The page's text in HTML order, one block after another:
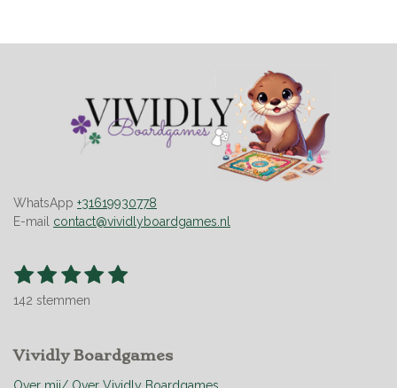
WhatsApp +31619930778
E-mail contact@vividlyboardgames.nl
R
n
g
:
1
s
r
2
s
r
r
3
s
r
r
4
s
r
r
5
r
r
S
n
142 stemmen
Vividly Boardgames